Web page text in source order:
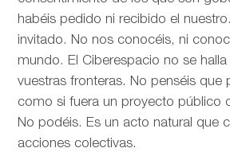
habéis pedido ni recibido el
invitado. No nos conocéis, ni
mundo. El Ciberespacio no se
vuestras fronteras. No penséis que
como si fuera un proyecto público
No podéis. Es un acto natural que
acciones colectivas.